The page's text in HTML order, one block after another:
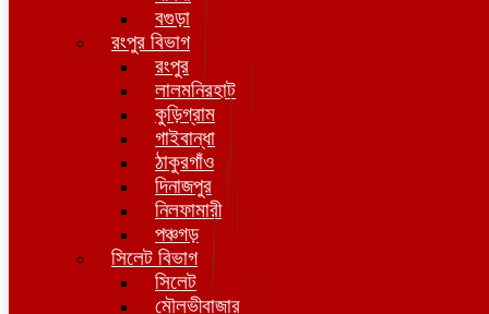
বগুড়া
রংপুর বিভাগ
রংপুর
লালমনিরহাট
কুড়িগ্রাম
গাইবান্ধা
ঠাকুরগাঁও
দিনাজপুর
নিলফামারী
পঞ্চগড়
সিলেট বিভাগ
সিলেট
মৌলভীবাজার